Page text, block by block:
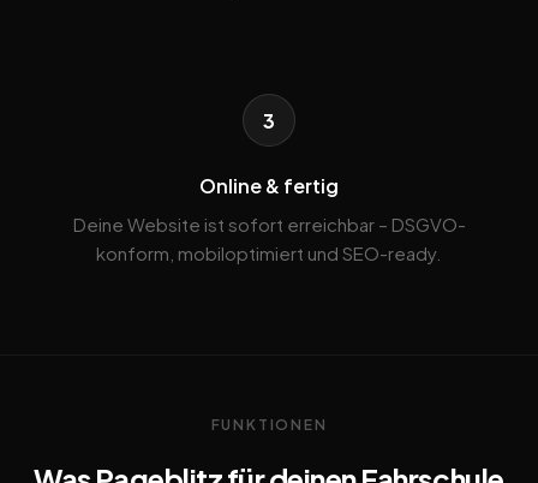
3
Online & fertig
Deine Website ist sofort erreichbar – DSGVO-
konform, mobiloptimiert und SEO-ready.
FUNKTIONEN